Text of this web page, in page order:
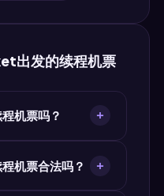
出发的续程机票
机票吗？
续程证明——即证明
的免费续程机
机票合法吗？